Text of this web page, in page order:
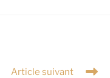
Article suivant